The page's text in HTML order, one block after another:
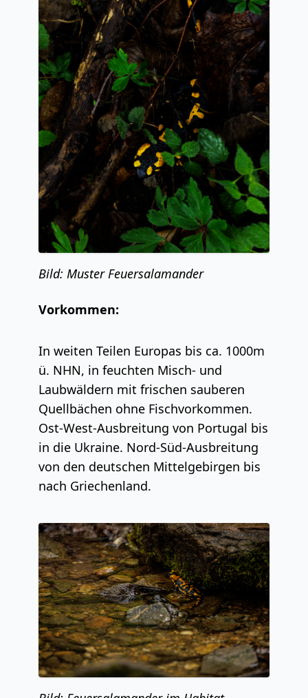
Bild: Muster Feuersalamander
Vorkommen:
In weiten Teilen Europas bis ca. 1000m
ü. NHN, in feuchten Misch- und
Laubwäldern mit frischen sauberen
Quellbächen ohne Fischvorkommen.
Ost-West-Ausbreitung von Portugal bis
in die Ukraine. Nord-Süd-Ausbreitung
von den deutschen Mittelgebirgen bis
nach Griechenland.